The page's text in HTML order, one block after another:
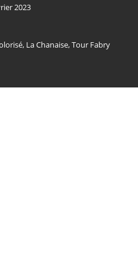
2023
, La Chanaise,Tour Fabry